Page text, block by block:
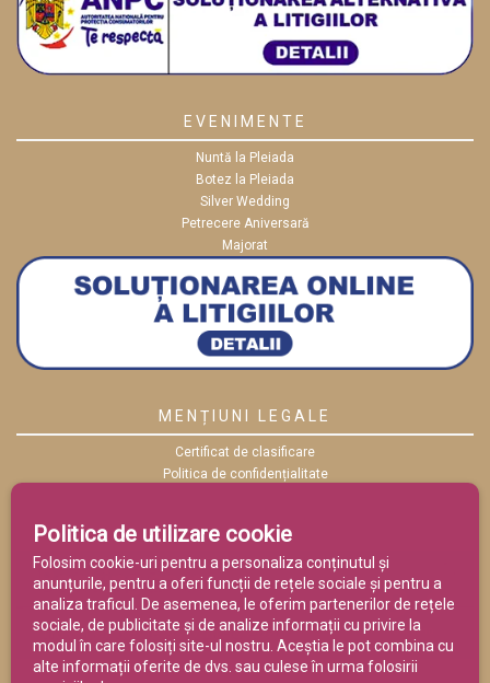
EVENIMENTE
Nuntă la Pleiada
Botez la Pleiada
Silver Wedding
Petrecere Aniversară
Majorat
MENȚIUNI LEGALE
Certificat de clasificare
Politica de confidențialitate
Termeni și condiții
Politica de utilizare cookie
Folosim cookie-uri pentru a personaliza conținutul și
anunțurile, pentru a oferi funcții de rețele sociale și pentru a
analiza traficul. De asemenea, le oferim partenerilor de rețele
sociale, de publicitate și de analize informații cu privire la
modul în care folosiți site-ul nostru. Aceștia le pot combina cu
alte informații oferite de dvs. sau culese în urma folosirii